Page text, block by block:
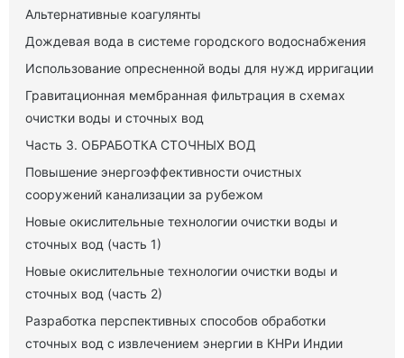
Альтернативные коагулянты
Дождевая вода в системе городского водоснабжения
Использование опресненной воды для нужд ирригации
Гравитационная мембранная фильтрация в схемах
очистки воды и сточных вод
Часть 3. ОБРАБОТКА СТОЧНЫХ ВОД
Повышение энергоэффективности очистных
сооружений канализации за рубежом
Новые окислительные технологии очистки воды и
сточных вод (часть 1)
Новые окислительные технологии очистки воды и
сточных вод (часть 2)
Разработка перспективных способов обработки
сточных вод с извлечением энергии в КНРи Индии